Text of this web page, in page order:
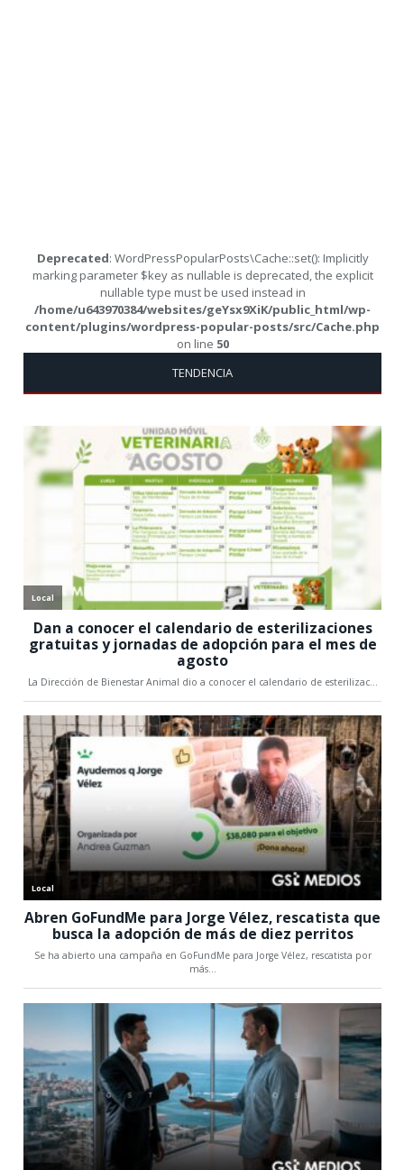
Deprecated: WordPressPopularPosts\Cache::set(): Implicitly
marking parameter $key as nullable is deprecated, the explicit
nullable type must be used instead in
/home/u643970384/websites/geYsx9XiK/public_html/wp-
content/plugins/wordpress-popular-posts/src/Cache.php
on line 50
TENDENCIA